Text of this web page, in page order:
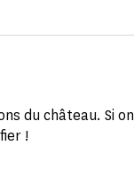
du château. Si
!